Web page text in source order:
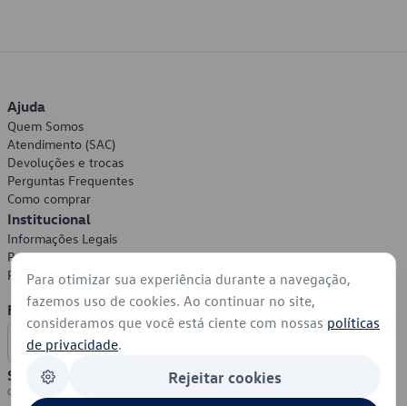
Ajuda
Quem Somos
Atendimento (SAC)
Devoluções e trocas
Perguntas Frequentes
Como comprar
Institucional
Informações Legais
Política de Privacidade
Política de Cookies
Formas de Pagamento
Segurança
Para otimizar sua experiência durante a navegação,
fazemos uso de cookies. Ao continuar no site,
consideramos que você está ciente com nossas políticas
de privacidade.
Rejeitar cookies